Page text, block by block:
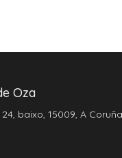
Oza
baixo, 15009, A